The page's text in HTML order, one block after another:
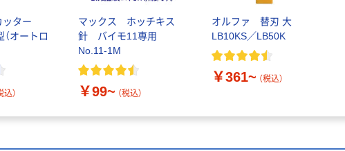
ッター
オートロ
込）
マックス ホッチキス
針 バイモ11専用
No.11-1M
￥99~ （税込）
オルファ 替刃 大
LB10KS／LB50K
￥361~ （税込）